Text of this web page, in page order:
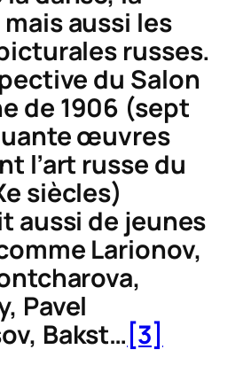
aussi les
russes.
du Salon
de 1906 (sept
œuvres
l’art russe du
siècles)
aussi de jeunes
Larionov,
Pavel
Bakst… [3]